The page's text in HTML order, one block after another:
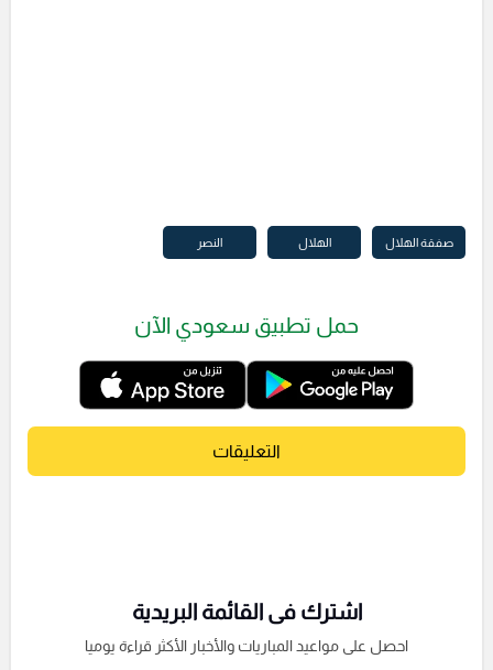
صفقة الهلال الهلال النصر
حمل تطبيق سعودي الآن
التعليقات
اشترك فى القائمة البريدية
احصل على مواعيد المباريات والأخبار الأكثر قراءة يوميا